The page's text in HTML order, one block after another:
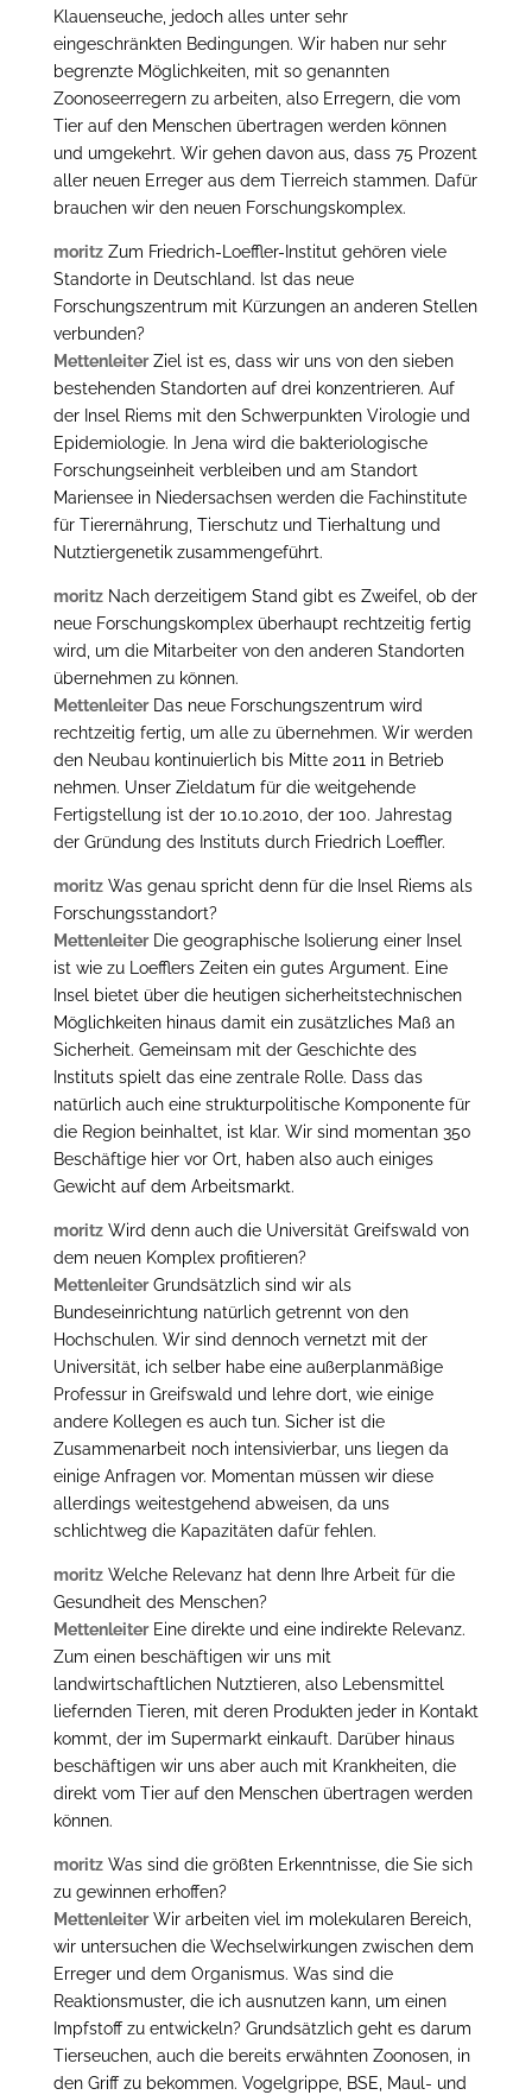
Klauenseuche, jedoch alles unter sehr
eingeschränkten Bedingungen. Wir haben nur sehr
begrenzte Möglichkeiten, mit so genannten
Zoonoseerregern zu arbeiten, also Erregern, die vom
Tier auf den Menschen übertragen werden können
und umgekehrt. Wir gehen davon aus, dass 75 Prozent
aller neuen Erreger aus dem Tierreich stammen. Dafür
brauchen wir den neuen Forschungskomplex.
moritzZum Friedrich-Loeffler-Institut gehören viele
Standorte in Deutschland. Ist das neue
Forschungszentrum mit Kürzungen an anderen Stellen
verbunden?
MettenleiterZiel ist es, dass wir uns von den sieben
bestehenden Standorten auf drei konzentrieren. Auf
der Insel Riems mit den Schwerpunkten Virologie und
Epidemiologie. In Jena wird die bakteriologische
Forschungseinheit verbleiben und am Standort
Mariensee in Niedersachsen werden die Fachinstitute
für Tierernährung, Tierschutz und Tierhaltung und
Nutztiergenetik zusammengeführt.
moritzNach derzeitigem Stand gibt es Zweifel, ob der
neue Forschungskomplex überhaupt rechtzeitig fertig
wird, um die Mitarbeiter von den anderen Standorten
übernehmen zu können.
MettenleiterDas neue Forschungszentrum wird
rechtzeitig fertig, um alle zu übernehmen. Wir werden
den Neubau kontinuierlich bis Mitte 2011 in Betrieb
nehmen. Unser Zieldatum für die weitgehende
Fertigstellung ist der 10.10.2010, der 100. Jahrestag
der Gründung des Instituts durch Friedrich Loeffler.
moritzWas genau spricht denn für die Insel Riems als
Forschungsstandort?
MettenleiterDie geographische Isolierung einer Insel
ist wie zu Loefflers Zeiten ein gutes Argument. Eine
Insel bietet über die heutigen sicherheitstechnischen
Möglichkeiten hinaus damit ein zusätzliches Maß an
Sicherheit. Gemeinsam mit der Geschichte des
Instituts spielt das eine zentrale Rolle. Dass das
natürlich auch eine strukturpolitische Komponente für
die Region beinhaltet, ist klar. Wir sind momentan 350
Beschäftige hier vor Ort, haben also auch einiges
Gewicht auf dem Arbeitsmarkt.
moritzWird denn auch die Universität Greifswald von
dem neuen Komplex profitieren?
MettenleiterGrundsätzlich sind wir als
Bundeseinrichtung natürlich getrennt von den
Hochschulen. Wir sind dennoch vernetzt mit der
Universität, ich selber habe eine außerplanmäßige
Professur in Greifswald und lehre dort, wie einige
andere Kollegen es auch tun. Sicher ist die
Zusammenarbeit noch intensivierbar, uns liegen da
einige Anfragen vor. Momentan müssen wir diese
allerdings weitestgehend abweisen, da uns
schlichtweg die Kapazitäten dafür fehlen.
moritzWelche Relevanz hat denn Ihre Arbeit für die
Gesundheit des Menschen?
MettenleiterEine direkte und eine indirekte Relevanz.
Zum einen beschäftigen wir uns mit
landwirtschaftlichen Nutztieren, also Lebensmittel
liefernden Tieren, mit deren Produkten jeder in Kontakt
kommt, der im Supermarkt einkauft. Darüber hinaus
beschäftigen wir uns aber auch mit Krankheiten, die
direkt vom Tier auf den Menschen übertragen werden
können.
moritzWas sind die größten Erkenntnisse, die Sie sich
zu gewinnen erhoffen?
MettenleiterWir arbeiten viel im molekularen Bereich,
wir untersuchen die Wechselwirkungen zwischen dem
Erreger und dem Organismus. Was sind die
Reaktionsmuster, die ich ausnutzen kann, um einen
Impfstoff zu entwickeln? Grundsätzlich geht es darum
Tierseuchen, auch die bereits erwähnten Zoonosen, in
den Griff zu bekommen. Vogelgrippe, BSE, Maul- und